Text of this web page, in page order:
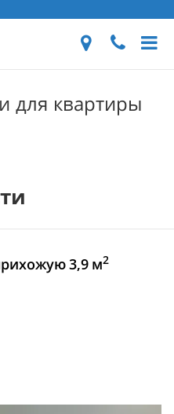
для квартиры
3,9 м2